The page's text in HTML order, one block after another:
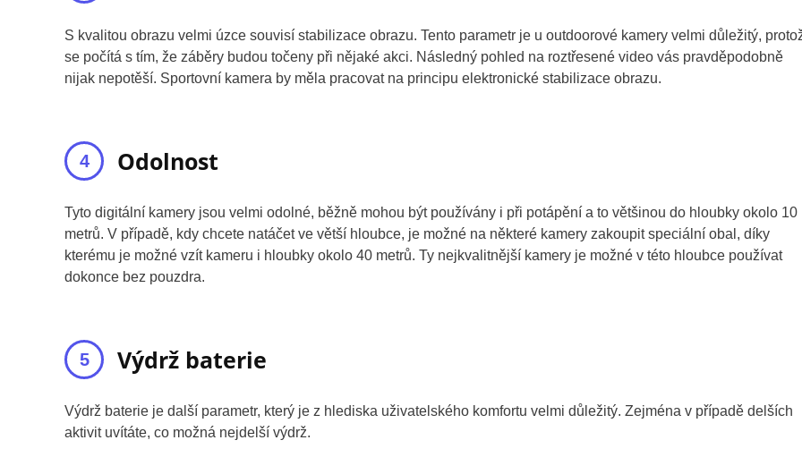
S kvalitou obrazu velmi úzce souvisí stabilizace obrazu. Tento parametr je u outdoorové kamery velmi důležitý,
se počítá s tím, že záběry budou točeny při nějaké akci. Následný pohled na roztřesené video vás pravděpodobně
nijak nepotěší. Sportovní kamera by měla pracovat na principu elektronické stabilizace obrazu.
Odolnost
Tyto digitální kamery jsou velmi odolné, běžně mohou být používány i při potápění a to většinou do hloubky okolo 10
metrů. V případě, kdy chcete natáčet ve větší hloubce, je možné na některé kamery zakoupit speciální obal, díky
kterému je možné vzít kameru i hloubky okolo 40 metrů. Ty nejkvalitnější kamery je možné v této hloubce používat
dokonce bez pouzdra.
Výdrž baterie
Výdrž baterie je další parametr, který je z hlediska uživatelského komfortu velmi důležitý. Zejména v případě delších
aktivit uvítáte, co možná nejdelší výdrž.